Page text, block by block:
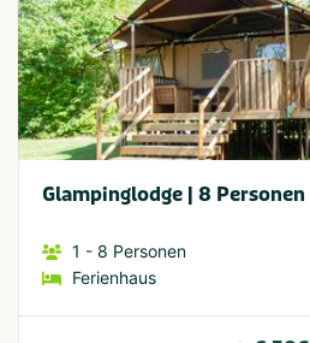
Glampinglodge | 8 Personen
1 - 8 Personen
Ferienhaus